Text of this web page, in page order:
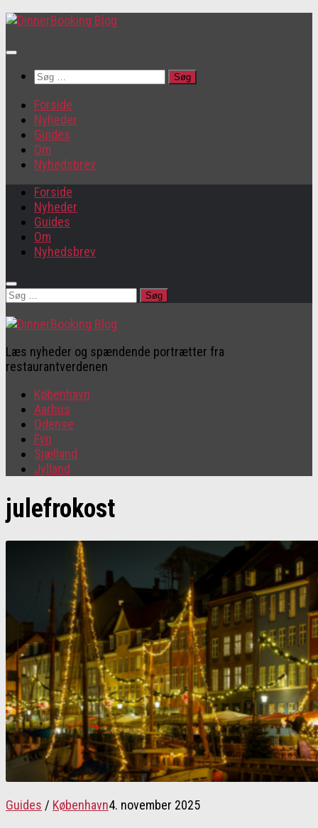
Søg
Forside
Nyheder
Guides
Om
Nyhedsbrev
Forside
Nyheder
Guides
Om
Nyhedsbrev
Søg
Læs nyheder og spændende portrætter fra
restaurantverdenen
København
Aarhus
Odense
Fyn
Sjælland
Jylland
julefrokost
Guides / København4. november 2025